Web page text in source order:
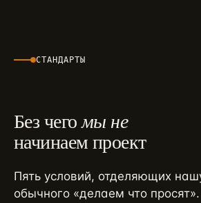
СТАНДАРТЫ
Без чегомы не
начинаем проект
Пять условий, отделяющих
обычного «делаем что